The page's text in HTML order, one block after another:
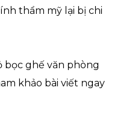
thẩm mỹ lại bị chi
bọc ghế văn phòng
khảo bài viết ngay